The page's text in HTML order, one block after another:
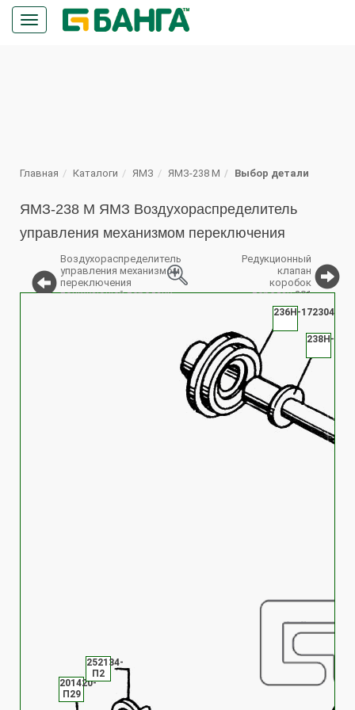
Кнопка
меню
Главная Каталоги ЯМЗ ЯМЗ-238 М Выбор детали
ЯМЗ-238 М ЯМЗ Воздухораспределитель
управления механизмом переключения
Воздухораспределитель
управления механизмом
переключения
понижающей передачи
Редукционный
клапан
коробок
передач 201
238Н-
236Н-1723043
201420-
П29
252134-
П2